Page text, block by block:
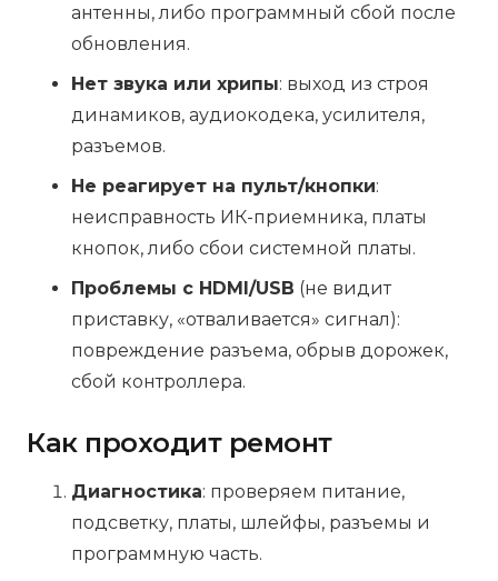
антенны, либо программный сбой после
обновления.
Нет звука или хрипы: выход из строя
динамиков, аудиокодека, усилителя,
разъемов.
Не реагирует на пульт/кнопки:
неисправность ИК-приемника, платы
кнопок, либо сбои системной платы.
Проблемы с HDMI/USB (не видит
приставку, «отваливается» сигнал):
повреждение разъема, обрыв дорожек,
сбой контроллера.
Как проходит ремонт
Диагностика: проверяем питание,
подсветку, платы, шлейфы, разъемы и
программную часть.